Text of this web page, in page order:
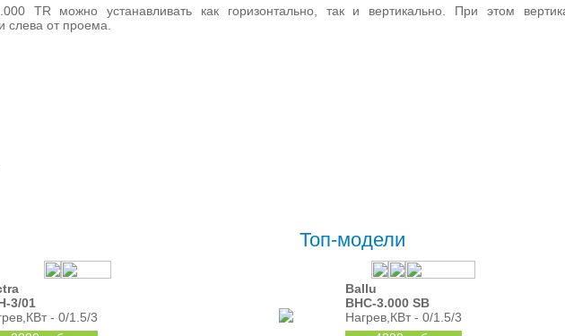
TR можно устанавливать как горизонтально, так и вертикально. При этом
от проема.
Топ-модели
3/01
- 0/1.5/3
Ballu
BHC-3.000 SB
Нагрев,КВт - 0/1.5/3